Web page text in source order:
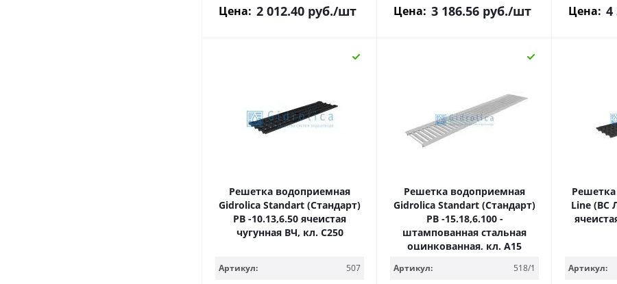
Цена: 2 012.40руб./шт Цена: 3 186.56руб./шт Цена: 4
Решетка водоприемная
Gidrolica Standart (Стандарт)
РВ -10.13,6.50 ячеистая
чугунная ВЧ, кл. С250
Артикул:
507
Решетка водоприемная
Gidrolica Standart (Стандарт)
РВ -15.18,6.100 -
штампованная стальная
оцинкованная, кл. А15
Артикул:
518/1
Line (ВС
Артикул: